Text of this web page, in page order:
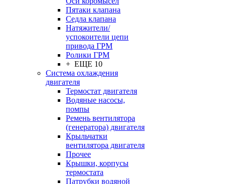
Пятаки клапана
Седла клапана
Натяжители/
успокоители цепи
привода ГРМ
Ролики ГРМ
+ ЕЩЕ 10
Система охлаждения
двигателя
Термостат двигателя
Водяные насосы,
помпы
Ремень вентилятора
(генератора) двигателя
Крыльчатки
вентилятора двигателя
Прочее
Крышки, корпусы
термостата
Патрубки водяной